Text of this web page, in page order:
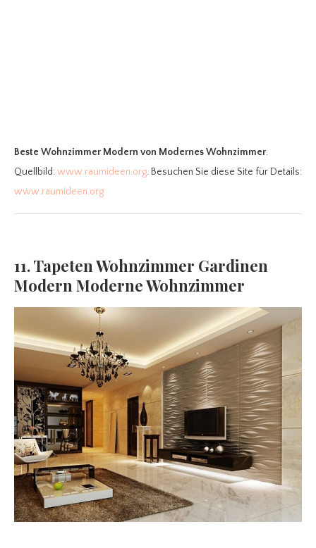
Beste Wohnzimmer Modern von Modernes Wohnzimmer.
Quellbild:www.raumideen.org. Besuchen Sie diese Site für Details:
www.raumideen.org
11. Tapeten Wohnzimmer Gardinen
Modern Moderne Wohnzimmer